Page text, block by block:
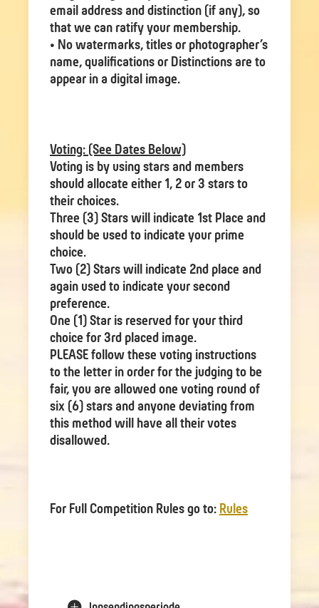
email address and distinction (if any), so
that we can ratify your membership.
• No watermarks, titles or photographer’s
name, qualifications or Distinctions are to
appear in a digital image.
Voting: (See Dates Below)
Voting is by using stars and members
should allocate either 1, 2 or 3 stars to
their choices.
Three (3) Stars will indicate 1st Place and
should be used to indicate your prime
choice.
Two (2) Stars will indicate 2nd place and
again used to indicate your second
preference.
One (1) Star is reserved for your third
choice for 3rd placed image.
PLEASE follow these voting instructions
to the letter in order for the judging to be
fair, you are allowed one voting round of
six (6) stars and anyone deviating from
this method will have all their votes
disallowed.
For Full Competition Rules go to: Rules